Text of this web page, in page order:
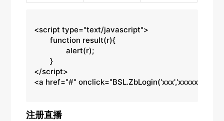
<script type="text/javascript">
	function result(r){
		alert(r);
	}
</script>
<a href="#"
注册直播